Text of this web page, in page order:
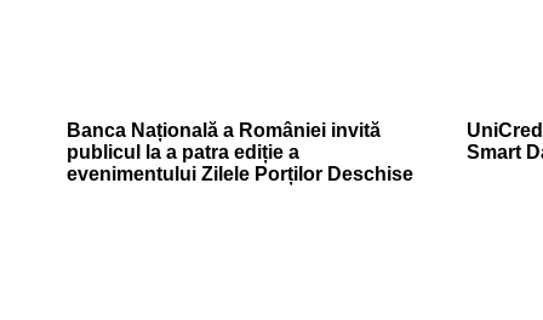
Banca Națională a României invită
publicul la a patra ediție a
evenimentului Zilele Porților Deschise
Smart